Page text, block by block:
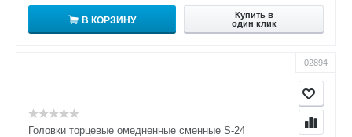
В КОРЗИНУ
Купить в
один клик
02894
Головки торцевые омедненные сменные S-24